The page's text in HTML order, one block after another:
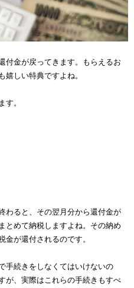
付金が戻ってきます。もらえるお
嬉しい特典ですよね。
す。
わると、その翌月分から還付金が
とめて納税しますよね。その納め
金が還付されるのです。
手続きをしなくてはいけないの
が、実際はこれらの手続きもすべ